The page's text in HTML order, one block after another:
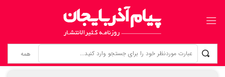
زنانی که بی‌نام، تبریز را ساخته‌اند ردپای زنان گمنام؛ از «کلانترخانیم»ها تا «عموم نسوان» در اسناد مشروطه